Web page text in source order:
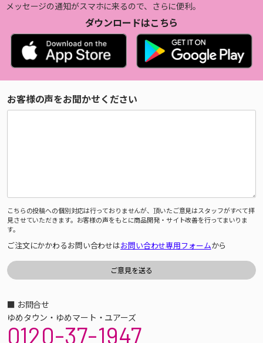
メッセージの通知がスマホに来るので、さらに便利。
ダウンロードはこちら
お客様の声をお聞かせください
こちらの投稿への個別対応は行っておりませんが、頂いたご意見はスタッフがすべて拝
見させていただきます。お客様の声をもとに商品開発・サイト改善を行ってまいりま
す。
ご注文にかかわるお問い合わせはお問い合わせ専用フォームから
■ お問合せ
ゆめタウン・ゆめマート・ユアーズ
0120-37-1947